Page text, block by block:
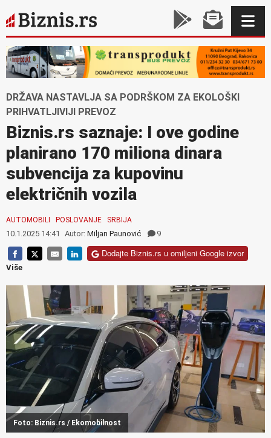
DRŽAVA NASTAVLJA SA PODRŠKOM ZA EKOLOŠKI
PRIHVATLJIVIJI PREVOZ
Biznis.rs saznaje: I ove godine
planirano 170 miliona dinara
subvencija za kupovinu
električnih vozila
AUTOMOBILI POSLOVANJE SRBIJA
10.1.2025 14:41 Autor: Miljan Paunović 9
Dodajte Biznis.rs u omiljeni Google izvor
Više
Foto: Biznis.rs / Ekomobilnost